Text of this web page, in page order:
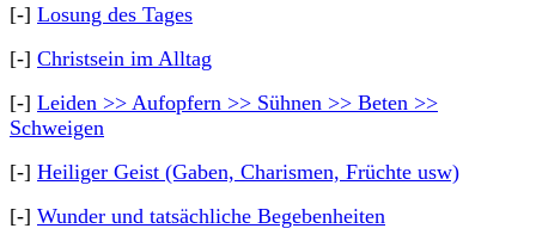
[-] Losung des Tages
[-] Christsein im Alltag
[-] Leiden >> Aufopfern >> Sühnen >> Beten >>
Schweigen
[-] Heiliger Geist (Gaben, Charismen, Früchte usw)
[-] Wunder und tatsächliche Begebenheiten